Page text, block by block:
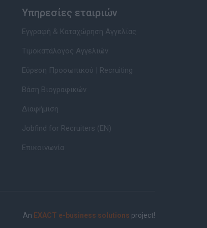
Υπηρεσίες εταιριών
Εγγραφή & Καταχώρηση Αγγελίας
Τιμοκατάλογος Αγγελιών
Εύρεση Προσωπικού | Recruiting
Βάση Βιογραφικών
Διαφήμιση
Jobfind for Recruiters (EN)
Επικοινωνία
An EXACT e-business solutions project!